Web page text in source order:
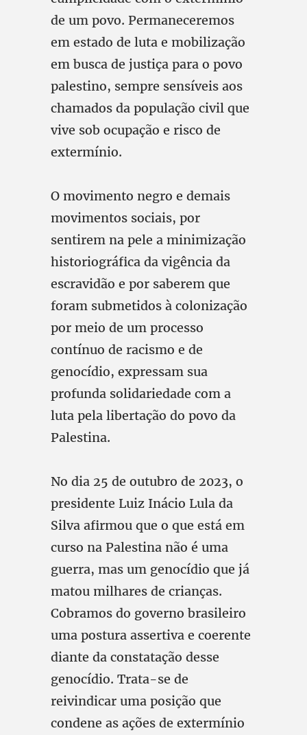
de um povo. Permaneceremos
em estado de luta e mobilização
em busca de justiça para o povo
palestino, sempre sensíveis aos
chamados da população civil que
vive sob ocupação e risco de
extermínio.
O movimento negro e demais
movimentos sociais, por
sentirem na pele a minimização
historiográfica da vigência da
escravidão e por saberem que
foram submetidos à colonização
por meio de um processo
contínuo de racismo e de
genocídio, expressam sua
profunda solidariedade com a
luta pela libertação do povo da
Palestina.
No dia 25 de outubro de 2023, o
presidente Luiz Inácio Lula da
Silva afirmou que o que está em
curso na Palestina não é uma
guerra, mas um genocídio que já
matou milhares de crianças.
Cobramos do governo brasileiro
uma postura assertiva e coerente
diante da constatação desse
genocídio. Trata-se de
reivindicar uma posição que
condene as ações de extermínio